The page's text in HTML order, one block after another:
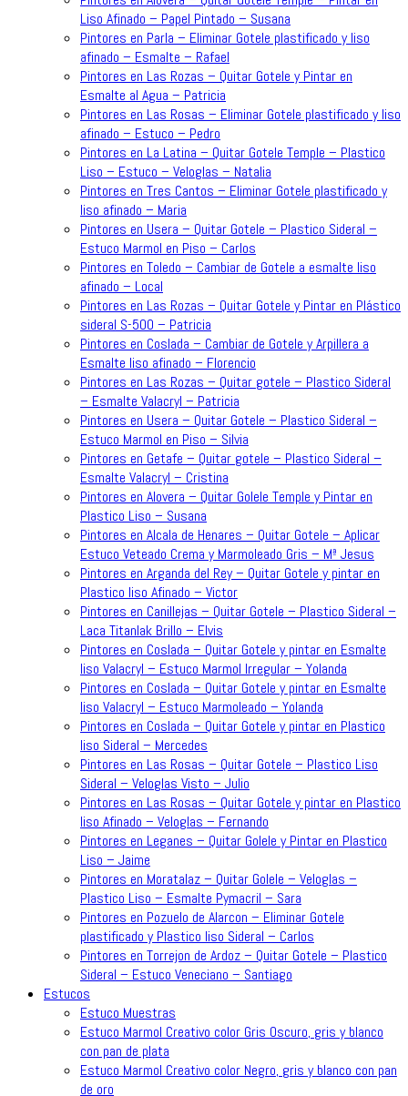
Liso Afinado – Papel Pintado – Susana
Pintores en Parla – Eliminar Gotele plastificado y liso
afinado – Esmalte – Rafael
Pintores en Las Rozas – Quitar Gotele y Pintar en
Esmalte al Agua – Patricia
Pintores en Las Rosas – Eliminar Gotele plastificado y liso
afinado – Estuco – Pedro
Pintores en La Latina – Quitar Gotele Temple – Plastico
Liso – Estuco – Veloglas – Natalia
Pintores en Tres Cantos – Eliminar Gotele plastificado y
liso afinado – Maria
Pintores en Usera – Quitar Gotele – Plastico Sideral –
Estuco Marmol en Piso – Carlos
Pintores en Toledo – Cambiar de Gotele a esmalte liso
afinado – Local
Pintores en Las Rozas – Quitar Gotele y Pintar en Plástico
sideral S-500 – Patricia
Pintores en Coslada – Cambiar de Gotele y Arpillera a
Esmalte liso afinado – Florencio
Pintores en Las Rozas – Quitar gotele – Plastico Sideral
– Esmalte Valacryl – Patricia
Pintores en Usera – Quitar Gotele – Plastico Sideral –
Estuco Marmol en Piso – Silvia
Pintores en Getafe – Quitar gotele – Plastico Sideral –
Esmalte Valacryl – Cristina
Pintores en Alovera – Quitar Golele Temple y Pintar en
Plastico Liso – Susana
Pintores en Alcala de Henares – Quitar Gotele – Aplicar
Estuco Veteado Crema y Marmoleado Gris – Mª Jesus
Pintores en Arganda del Rey – Quitar Gotele y pintar en
Plastico liso Afinado – Victor
Pintores en Canillejas – Quitar Gotele – Plastico Sideral –
Laca Titanlak Brillo – Elvis
Pintores en Coslada – Quitar Gotele y pintar en Esmalte
liso Valacryl – Estuco Marmol Irregular – Yolanda
Pintores en Coslada – Quitar Gotele y pintar en Esmalte
liso Valacryl – Estuco Marmoleado – Yolanda
Pintores en Coslada – Quitar Gotele y pintar en Plastico
liso Sideral – Mercedes
Pintores en Las Rosas – Quitar Gotele – Plastico Liso
Sideral – Veloglas Visto – Julio
Pintores en Las Rosas – Quitar Gotele y pintar en Plastico
liso Afinado – Veloglas – Fernando
Pintores en Leganes – Quitar Golele y Pintar en Plastico
Liso – Jaime
Pintores en Moratalaz – Quitar Golele – Veloglas –
Plastico Liso – Esmalte Pymacril – Sara
Pintores en Pozuelo de Alarcon – Eliminar Gotele
plastificado y Plastico liso Sideral – Carlos
Pintores en Torrejon de Ardoz – Quitar Gotele – Plastico
Sideral – Estuco Veneciano – Santiago
Estucos
Estuco Muestras
Estuco Marmol Creativo color Gris Oscuro, gris y blanco
con pan de plata
Estuco Marmol Creativo color Negro, gris y blanco con pan
de oro